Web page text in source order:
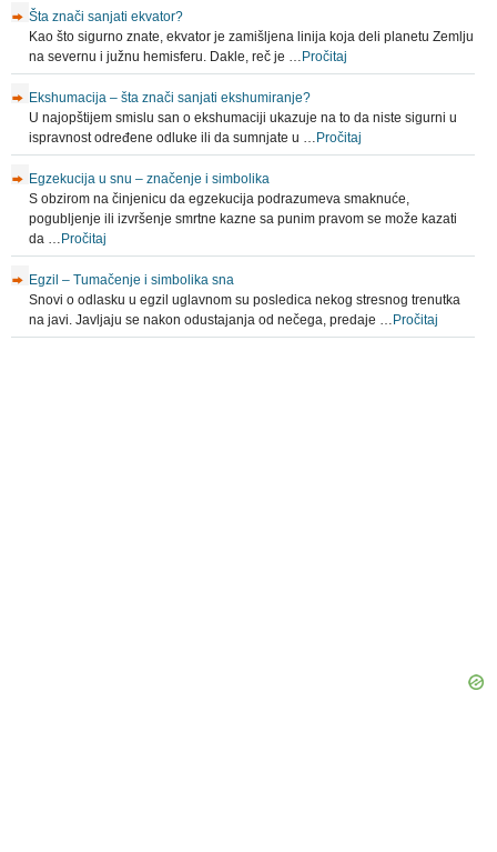
Šta znači sanjati ekvator?
Kao što sigurno znate, ekvator je zamišljena linija koja deli planetu Zemlju
na severnu i južnu hemisferu. Dakle, reč je … Pročitaj
Ekshumacija – šta znači sanjati ekshumiranje?
U najopštijem smislu san o ekshumaciji ukazuje na to da niste sigurni u
ispravnost određene odluke ili da sumnjate u … Pročitaj
Egzekucija u snu – značenje i simbolika
S obzirom na činjenicu da egzekucija podrazumeva smaknuće,
pogubljenje ili izvršenje smrtne kazne sa punim pravom se može kazati
da … Pročitaj
Egzil – Tumačenje i simbolika sna
Snovi o odlasku u egzil uglavnom su posledica nekog stresnog trenutka
na javi. Javljaju se nakon odustajanja od nečega, predaje … Pročitaj